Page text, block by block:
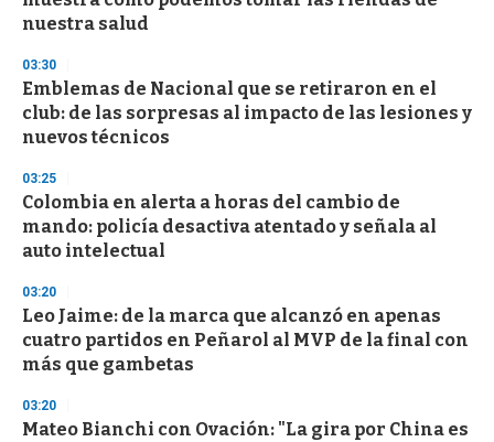
nuestra salud
03:30
Emblemas de Nacional que se retiraron en el
club: de las sorpresas al impacto de las lesiones y
nuevos técnicos
03:25
Colombia en alerta a horas del cambio de
mando: policía desactiva atentado y señala al
auto intelectual
03:20
Leo Jaime: de la marca que alcanzó en apenas
cuatro partidos en Peñarol al MVP de la final con
más que gambetas
03:20
Mateo Bianchi con Ovación: "La gira por China es